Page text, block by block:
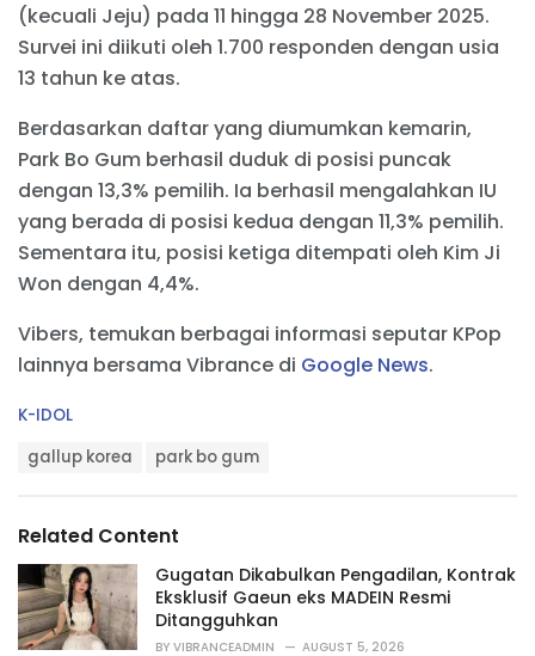
(kecuali Jeju) pada 11 hingga 28 November 2025.
Survei ini diikuti oleh 1.700 responden dengan usia
13 tahun ke atas.
Berdasarkan daftar yang diumumkan kemarin,
Park Bo Gum berhasil duduk di posisi puncak
dengan 13,3% pemilih. Ia berhasil mengalahkan IU
yang berada di posisi kedua dengan 11,3% pemilih.
Sementara itu, posisi ketiga ditempati oleh Kim Ji
Won dengan 4,4%.
Vibers, temukan berbagai informasi seputar KPop
lainnya bersama Vibrance di Google News.
C
r
i
e
s
:
K-IDOL
:
gallup korea park bo gum
Related Content
Gugatan Dikabulkan Pengadilan, Kontrak
Eksklusif Gaeun eks MADEIN Resmi
Ditangguhkan
BY VIBRANCEADMIN AUGUST 5, 2026